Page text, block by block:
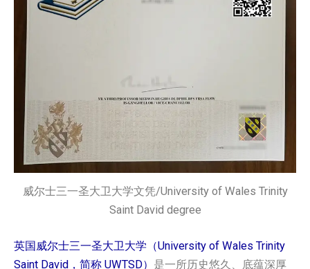
威尔士三一圣大卫大学文凭/University of Wales Trinity
Saint David degree
英国威尔士三一圣大卫大学（University of Wales Trinity
Saint David，简称 UWTSD） 是一所历史悠久、底蕴深厚